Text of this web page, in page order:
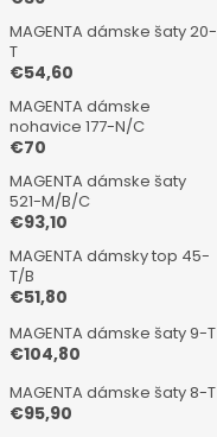
MAGENTA dámske šaty 20-
T
€54,60
MAGENTA dámske
nohavice 177-N/C
€70
MAGENTA dámske šaty
521-M/B/C
€93,10
MAGENTA dámsky top 45-
T/B
€51,80
MAGENTA dámske šaty 9-T
€104,80
MAGENTA dámske šaty 8-T
€95,90